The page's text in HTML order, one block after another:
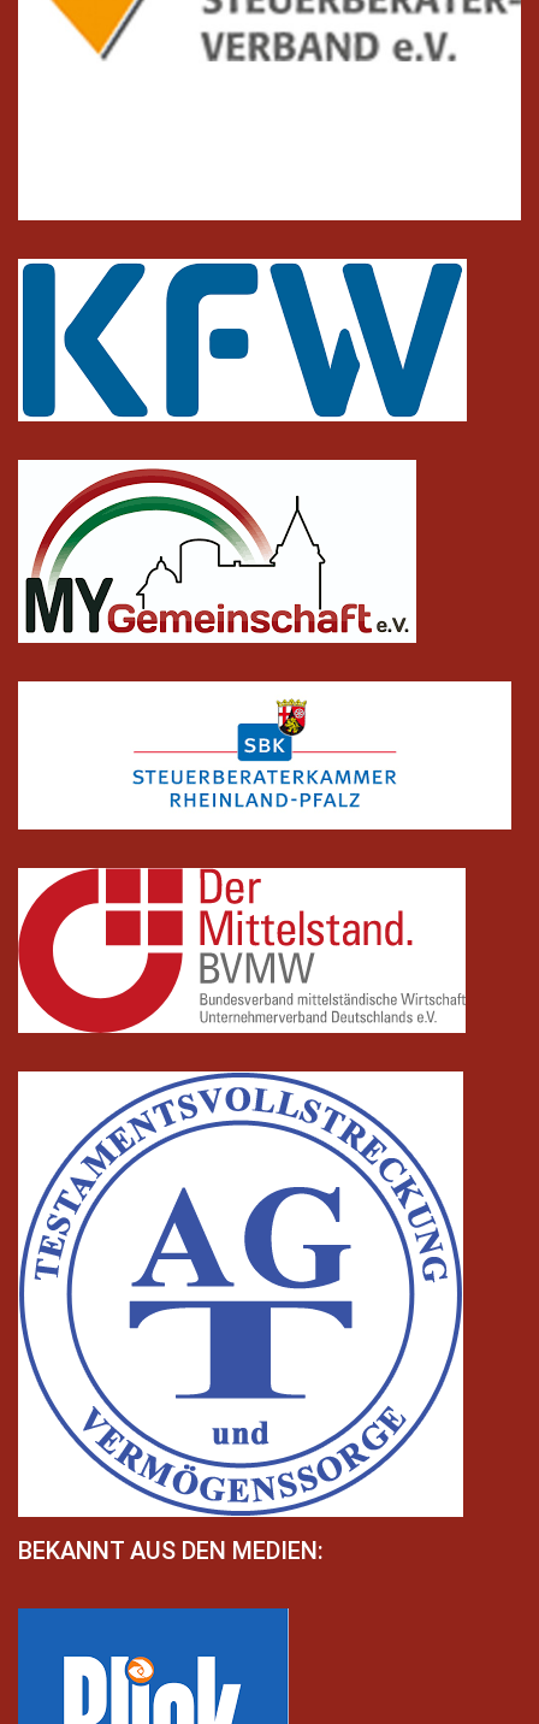
BEKANNT AUS DEN MEDIEN: